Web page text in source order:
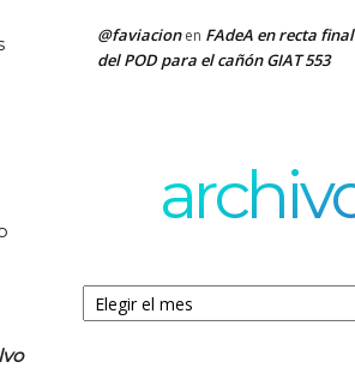
@faviacionen FAdeA en recta
del POD para el cañón GIAT 553
Archivos